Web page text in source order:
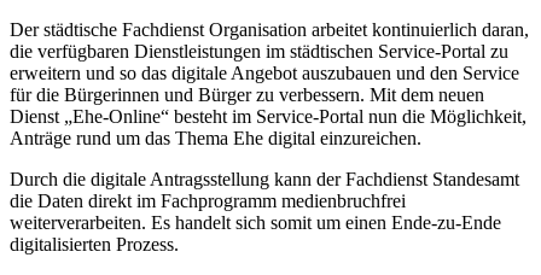
Der städtische Fachdienst Organisation arbeitet kontinuierlich daran,
die verfügbaren Dienstleistungen im städtischen Service-Portal zu
erweitern und so das digitale Angebot auszubauen und den Service
für die Bürgerinnen und Bürger zu verbessern. Mit dem neuen
Dienst „Ehe-Online“ besteht im Service-Portal nun die Möglichkeit,
Anträge rund um das Thema Ehe digital einzureichen.
Durch die digitale Antragsstellung kann der Fachdienst Standesamt
die Daten direkt im Fachprogramm medienbruchfrei
weiterverarbeiten. Es handelt sich somit um einen Ende-zu-Ende
digitalisierten Prozess.